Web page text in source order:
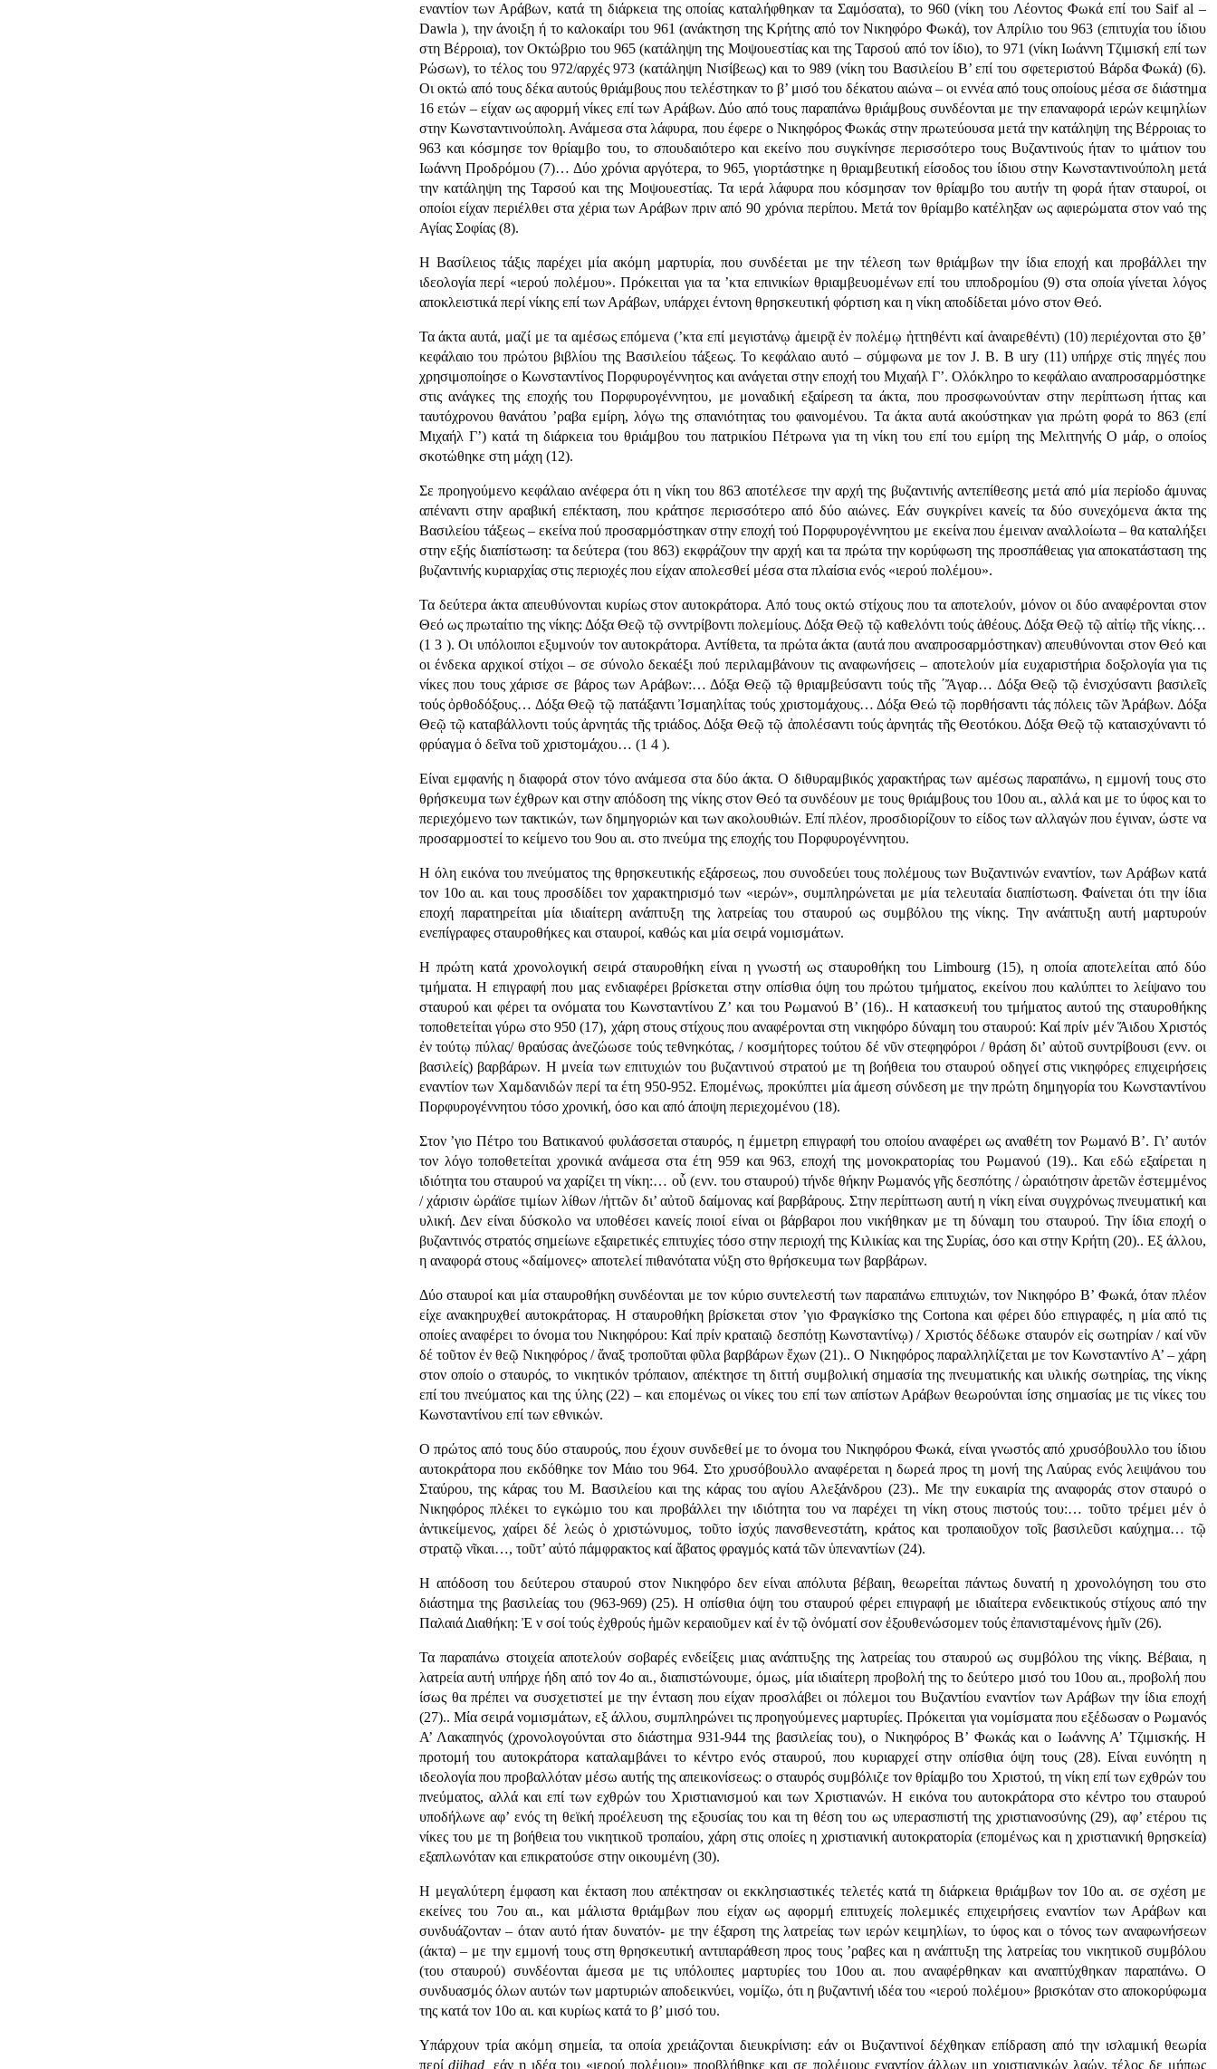
εναντίον των Αράβων, κατά τη διάρκεια της οποίας καταλήφθηκαν τα Σαμόσατα), το 960 (νίκη του Λέοντος Φωκά επί του Saif al –
Dawla ), την άνοιξη ή το καλοκαίρι του 961 (ανάκτηση της Κρήτης από τον Νικηφόρο Φωκά), τον Απρίλιο του 963 (επιτυχία του ίδιου
στη Βέρροια), τον Οκτώβριο του 965 (κατάληψη της Μοψουεστίας και της Ταρσού από τον ίδιο), το 971 (νίκη Ιωάννη Τζιμισκή επί των
Ρώσων), το τέλος του 972/αρχές 973 (κατάληψη Νισίβεως) και το 989 (νίκη του Βασιλείου Β’ επί του σφετεριστού Βάρδα Φωκά) (6).
Οι οκτώ από τους δέκα αυτούς θριάμβους που τελέστηκαν το β’ μισό του δέκατου αιώνα – οι εννέα από τους οποίους μέσα σε διάστημα
16 ετών – είχαν ως αφορμή νίκες επί των Αράβων. Δύο από τους παραπάνω θριάμβους συνδέονται με την επαναφορά ιερών κειμηλίων
στην Κωνσταντινούπολη. Ανάμεσα στα λάφυρα, που έφερε ο Νικηφόρος Φωκάς στην πρωτεύουσα μετά την κατάληψη της Βέρροιας το
963 και κόσμησε τον θρίαμβο του, το σπουδαιότερο και εκείνο που συγκίνησε περισσότερο τους Βυζαντινούς ήταν το ιμάτιον του
Ιωάννη Προδρόμου (7)… Δύο χρόνια αργότερα, το 965, γιορτάστηκε η θριαμβευτική είσοδος του ίδιου στην Κωνσταντινούπολη μετά
την κατάληψη της Ταρσού και της Μοψουεστίας. Τα ιερά λάφυρα που κόσμησαν τον θρίαμβο του αυτήν τη φορά ήταν σταυροί, οι
οποίοι είχαν περιέλθει στα χέρια των Αράβων πριν από 90 χρόνια περίπου. Μετά τον θρίαμβο κατέληξαν ως αφιερώματα στον ναό της
Αγίας Σοφίας (8).
Η Βασίλειος τάξις παρέχει μία ακόμη μαρτυρία, που συνδέεται με την τέλεση των θριάμβων την ίδια εποχή και προβάλλει την
ιδεολογία περί «ιερού πολέμου». Πρόκειται για τα ’κτα επινικίων θριαμβευομένων επί του ιπποδρομίου (9) στα οποία γίνεται λόγος
αποκλειστικά περί νίκης επί των Αράβων, υπάρχει έντονη θρησκευτική φόρτιση και η νίκη αποδίδεται μόνο στον Θεό.
Τα άκτα αυτά, μαζί με τα αμέσως επόμενα (’κτα επί μεγιστάνῳ ἀμειρᾷ ἐν πολέμῳ ἡττηθέντι καί ἀναιρεθέντι) (10) περιέχονται στο ξθ’
κεφάλαιο του πρώτου βιβλίου της Βασι­λείου τάξεως. Το κεφάλαιο αυτό – σύμφωνα με τον J. Β. Β ury (11) υπήρχε στiς πηγές που
χρησιμοποίησε ο Κωνστα­ντίνος Πορφυρογέννητος και ανάγεται στην εποχή του Μιχαήλ Γ’. Ολόκληρο το κεφάλαιο αναπροσαρμόστηκε
στις ανάγκες της εποχής του Πορφυρογέννητου, με μοναδική εξαίρεση τα άκτα, που προσφωνούνταν στην περίπτωση ήτ­τας και
ταυτόχρονου θανάτου ’ραβα εμίρη, λόγω της σπα­νιότητας του φαινομένου. Τα άκτα αυτά ακούστηκαν για πρώτη φορά το 863 (επί
Μιχαήλ Γ’) κατά τη διάρκεια του θριάμβου του πατρικίου Πέτρωνα για τη νίκη του επί του εμίρη της Μελιτηνής Ο μάρ, ο οποίος
σκοτώθηκε στη μά­χη (12).
Σε προηγούμενο κεφάλαιο ανέφερα ότι η νίκη του 863 αποτέλεσε την αρχή της βυζαντινής αντεπίθεσης μετά από μία περίοδο άμυνας
απέναντι στην αραβική επέκταση, που κράτησε περισσότερο από δύο αιώνες. Εάν συγκρίνει κα­νείς τα δύο συνεχόμενα άκτα της
Βασιλείου τάξεως – εκείνα πού προσαρμόστηκαν στην εποχή τού Πορφυρογέννητου με εκείνα που έμειναν αναλλοίωτα – θα καταλήξει
στην εξής διαπίστωση: τα δεύτερα (του 863) εκφράζουν την αρχή και τα πρώτα την κορύφωση της προσπάθειας για αποκατά­σταση της
βυζαντινής κυριαρχίας στις περιοχές που είχαν απολεσθεί μέσα στα πλαίσια ενός «ιερού πολέμου».
Τα δεύτερα άκτα απευθύνονται κυρίως στον αυτοκράτο­ρα. Από τους οκτώ στίχους που τα αποτελούν, μόνον οι δύο αναφέρονται στον
Θεό ως πρωταίτιο της νίκης: Δόξα Θεῷ τῷ σνντρίβοντι πολεμίους. Δόξα Θεῷ τῷ καθελόντι τούς ἀθέους. Δόξα Θεῷ τῷ αἰτίῳ τῆς νίκης…
(1 3 ). Οι υπόλοιποι εξυμνούν τον αυτοκράτορα. Αντίθετα, τα πρώτα άκτα (αυτά που αναπροσαρμόστηκαν) απευθύνονται στον Θεό και
οι ένδεκα αρχικοί στίχοι – σε σύνολο δεκαέξι πού περιλαμ­βάνουν τις αναφωνήσεις – αποτελούν μία ευχαριστήρια δοξολογία για τις
νίκες που τους χάρισε σε βάρος των Αράβων:… Δόξα Θεῷ τῷ θριαμβεύσαντι τούς τῆς ΄Ἄγαρ… Δόξα Θεῷ τῷ ἐνισχύσαντι βασιλεῖς
τούς ὀρθοδόξους… Δόξα Θεῷ τῷ πατάξαντι Ἰσμαηλίτας τούς χριστομάχους… Δόξα Θεώ τῷ πορθήσαντι τάς πόλεις τῶν Ἀράβων. Δόξα
Θεῷ τῷ καταβάλλοντι τούς ἀρνητάς τῆς τριάδος. Δόξα Θεῷ τῷ ἀπολέσαντι τούς ἀρνητάς τῆς Θεοτόκου. Δόξα Θεῷ τῷ καταισχύναντι τό
φρύαγμα ὁ δεῖνα τοῦ χριστομάχου… (1 4 ).
Είναι εμφανής η διαφορά στον τόνο ανάμεσα στα δύο άκτα. Ο διθυραμβικός χαρακτήρας των αμέσως παραπάνω, η εμμονή τους στο
θρήσκευμα των έχθρων και στην απόδοση της νίκης στον Θεό τα συνδέουν με τους θριάμβους του 10ου αι., αλλά και με το ύφος και το
περιεχόμενο των τακτικών, των δημηγοριών και των ακολουθιών. Επί πλέον, προσδιορίζουν το είδος των αλλαγών που έγιναν, ώστε να
προσαρμοστεί το κείμενο του 9ου αι. στο πνεύμα της εποχής του Πορφυρογέννητου.
Η όλη εικόνα του πνεύματος της θρησκευτικής εξάρσεως, που συνοδεύει τους πολέμους των Βυζαντινών εναντίον, των Αράβων κατά
τον 10ο αι. και τους προσδίδει τον χαρακτηρισμό των «ιερών», συμπληρώνεται με μία τελευταία διαπίστωση. Φαίνεται ότι την ίδια
εποχή παρατηρείται μία ιδιαίτερη ανάπτυξη της λατρείας του σταυρού ως συμβόλου της νίκης. Την ανάπτυξη αυτή μαρτυρούν
ενεπίγραφες σταυροθήκες και σταυροί, καθώς και μία σειρά νομισμάτων.
Η πρώτη κατά χρονολογική σειρά σταυροθήκη είναι η γνωστή ως σταυροθήκη του Limbourg (15), η οποία αποτελείται από δύο
τμήματα. Η επιγραφή που μας ενδιαφέρει βρίσκεται στην οπίσθια όψη του πρώτου τμήματος, εκείνου που καλύπτει το λείψανο του
σταυρού και φέρει τα ονόματα του Κωνσταντίνου Ζ’ και του Ρωμανού Β’ (16).. Η κατασκευή του τμήματος αυτού της σταυροθήκης
τοποθετείται γύρω στο 950 (17), χάρη στους στίχους που αναφέρονται στη νικηφόρο δύναμη του σταυρού: Καί πρίν μέν Ἅιδου Χριστός
ἐν τούτῳ πύλας/ θραύσας ἀνεζώωσε τούς τεθνηκότας, / κοσμήτορες τούτου δέ νῦν στεφηφόροι / θράση δι’ αὐτοῦ συντρίβουσι (ενν. οι
βασιλείς) βαρβάρων. Η μνεία των επιτυχιών του βυζαντινού στρατού με τη βοήθεια του σταυρού οδηγεί στις νικηφόρες επιχειρήσεις
εναντίον των Χαμδανιδών περί τα έτη 950-952. Επομένως, προκύπτει μία άμεση σύνδεση με την πρώτη δημηγορία του Κωνσταντίνου
Πορφυρογέννητου τόσο χρονική, όσο και από άποψη περιεχομένου (18).
Στον ’γιο Πέτρο του Βατικανού φυλάσσεται σταυρός, η έμμετρη επιγραφή του οποίου αναφέρει ως αναθέτη τον Ρωμανό Β’. Γι’ αυτόν
τον λόγο τοποθετείται χρονικά ανάμεσα στα έτη 959 και 963, εποχή της μονοκρατορίας του Ρωμανού (19).. Και εδώ εξαίρεται η
ιδιότητα του σταυρού να χαρίζει τη νίκη:… οὗ (ενν. του σταυρού) τήνδε θήκην Ρωμανός γῆς δεσπότης / ὡραιότησιν ἀρετῶν ἐστεμμένος
/ χάρισιν ὡράϊσε τιμίων λίθων /ἡττῶν δι’ αὐτοῦ δαίμονας καί βαρβάρους. Στην περίπτωση αυτή η νίκη είναι συγχρόνως πνευματική και
υλική. Δεν είναι δύσκολο να υποθέσει κανείς ποιοί είναι οι βάρβαροι που νικήθηκαν με τη δύναμη του σταυρού. Την ίδια εποχή ο
βυζαντινός στρατός σημείωνε εξαιρετικές επιτυχίες τόσο στην περιοχή της Κιλικίας και της Συρίας, όσο και στην Κρήτη (20).. Εξ άλλου,
η αναφορά στους «δαίμονες» αποτελεί πιθανότατα νύξη στο θρήσκευμα των βαρβάρων.
Δύο σταυροί και μία σταυροθήκη συνδέονται με τον κύριο συντελεστή των παραπάνω επιτυχιών, τον Νικηφόρο Β’ Φωκά, όταν πλέον
είχε ανακηρυχθεί αυτοκράτορας. Η σταυροθήκη βρίσκεται στον ’γιο Φραγκίσκο της Cortona και φέρει δύο επιγραφές, η μία από τις
οποίες αναφέρει το όνομα του Νικηφόρου: Καί πρίν κραταιῷ δεσπότῃ Κωνσταντίνῳ) / Χριστός δέδωκε σταυρόν εἰς σωτηρίαν / καί νῦν
δέ τοῦτον ἐν θεῷ Νικηφόρος / ἄναξ τροποῦται φῦλα βαρβάρων ἔχων (21).. Ο Νικηφόρος παραλληλίζεται με τον Κωνσταντίνο Α’ – χάρη
στον οποίο ο σταυρός, το νικητικόν τρόπαιον, απέκτησε τη διττή συμβολική σημασία της πνευματικής και υλικής σωτηρίας, της νίκης
επί του πνεύματος και της ύλης (22) – και επομένως οι νίκες του επί των απίστων Αράβων θεωρούνται ίσης σημασίας με τις νίκες του
Κωνσταντίνου επί των εθνικών.
Ο πρώτος από τους δύο σταυρούς, που έχουν συνδεθεί με το όνομα του Νικηφόρου Φωκά, είναι γνωστός από χρυσόβουλλο του ίδιου
αυτοκράτορα που εκδόθηκε τον Μάιο του 964. Στο χρυσόβουλλο αναφέρεται η δωρεά προς τη μονή της Λαύρας ενός λειψάνου του
Σταύρου, της κάρας του Μ. Βασιλείου και της κάρας του αγίου Αλεξάνδρου (23).. Με την ευκαιρία της αναφοράς στον σταυρό ο
Νικηφόρος πλέκει το εγκώμιο του και προβάλλει την ιδιότητα του να παρέχει τη νίκη στους πιστούς του:… τοῦτο τρέμει μέν ὁ
ἀντικείμενος, χαίρει δέ λεώς ὁ χριστώνυμος, τοῦτο ἰσχύς πανσθενεστάτη, κράτος και τροπαιοῦχον τοῖς βασιλεῦσι καύχημα… τῷ
στρατῷ νῖκαι…, τοῦτ’ αὐτό πάμφρακτος καί ἄβατος φραγμός κατά τῶν ὑπεναντίων (24).
Η απόδοση του δεύτερου σταυρού στον Νικηφόρο δεν είναι απόλυτα βέβαιη, θεωρείται πάντως δυνατή η χρονολόγηση του στο
διάστημα της βασιλείας του (963-969) (25). Η οπίσθια όψη του σταυρού φέρει επιγραφή με ιδιαίτερα ενδεικτικούς στίχους από την
Παλαιά Διαθήκη: Ἐ ν σοί τούς ἐχθρούς ἡμῶν κεραιοῦμεν καί ἐν τῷ ὀνόματί σον ἐξουθενώσομεν τούς ἐπανισταμένονς ἡμῖν (26).
Τα παραπάνω στοιχεία αποτελούν σοβαρές ενδείξεις μιας ανάπτυξης της λατρείας του σταυρού ως συμβόλου της νίκης. Βέβαια, η
λατρεία αυτή υπήρχε ήδη από τον 4ο αι., διαπιστώνουμε, όμως, μία ιδιαίτερη προβολή της το δεύτερο μισό του 10ου αι., προβολή που
ίσως θα πρέπει να συσχετιστεί με την ένταση που είχαν προσλάβει οι πόλεμοι του Βυζαντίου εναντίον των Αράβων την ίδια εποχή
(27).. Μία σειρά νομισμάτων, εξ άλλου, συμπληρώνει τις προηγούμενες μαρτυρίες. Πρόκειται για νομίσματα που εξέδωσαν ο Ρωμανός
Α’ Λακαπηνός (χρονολογούνται στο διάστημα 931-944 της βασιλείας του), ο Νικηφόρος Β’ Φωκάς και ο Ιωάννης Α’ Τζιμισκής. Η
προτομή του αυτοκράτορα καταλαμβάνει το κέντρο ενός σταυρού, που κυριαρχεί στην οπίσθια όψη τους (28). Είναι ευνόητη η
ιδεολογία που προβαλλόταν μέσω αυτής της απεικονίσεως: ο σταυρός συμβόλιζε τον θρίαμβο του Χριστού, τη νίκη επί των εχθρών του
πνεύματος, αλλά και επί των εχθρών του Χριστιανισμού και των Χριστιανών. Η εικόνα του αυτοκράτορα στο κέντρο του σταυρού
υποδήλωνε αφ’ ενός τη θεϊκή προέλευση της εξουσίας του και τη θέση του ως υπερασπιστή της χριστιανοσύνης (29), αφ’ ετέρου τις
νίκες του με τη βοήθεια του νικητικοῦ τροπαίου, χάρη στις οποίες η χριστιανική αυτοκρατορία (επομένως και η χριστιανική θρησκεία)
εξαπλωνόταν και επικρατούσε στην οικουμένη (30).
Η μεγαλύτερη έμφαση και έκταση που απέκτησαν οι εκκλησιαστικές τελετές κατά τη διάρκεια θριάμβων τον 10ο αι. σε σχέση με
εκείνες του 7ου αι., και μάλιστα θριάμβων που είχαν ως αφορμή επιτυχείς πολεμικές επιχειρήσεις εναντίον των Αράβων και
συνδυάζονταν – όταν αυτό ήταν δυνατόν- με την έξαρση της λατρείας των ιερών κειμηλίων, το ύφος και ο τόνος των αναφωνήσεων
(άκτα) – με την εμμονή τους στη θρησκευτική αντιπαράθεση προς τους ’ραβες και η ανάπτυξη της λατρείας του νικητικοῦ συμβόλου
(του σταυρού) συνδέονται άμεσα με τις υπόλοιπες μαρτυρίες του 10ου αι. που αναφέρθηκαν και αναπτύχθηκαν παραπάνω. Ο
συνδυασμός όλων αυτών των μαρτυριών αποδεικνύει, νομίζω, ότι η βυζαντινή ιδέα του «ιερού πολέμου» βρισκόταν στο αποκορύφωμα
της κατά τον 10ο αι. και κυρίως κατά το β’ μισό του.
Υπάρχουν τρία ακόμη σημεία, τα οποία χρειάζονται διευκρίνιση: εάν οι Βυζαντινοί δέχθηκαν επίδραση από την ισλαμική θεωρία
περίdjihad,εάν η ιδέα του «ιερού πολέμου» προβλήθηκε και σε πολέμους εναντίον άλλων μη χριστιανικών λαών, τέλος δε μήπως